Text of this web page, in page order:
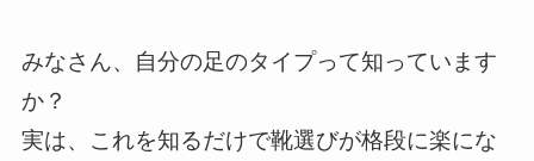
みなさん、自分の足のタイプって知っています
か？
実は、これを知るだけで靴選びが格段に楽にな